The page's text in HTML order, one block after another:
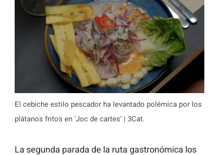
El cebiche estilo pescador ha levantado polémica por los
plátanos fritos en ‘Joc de cartes’ | 3Cat.
La segunda parada de la ruta gastronómica los